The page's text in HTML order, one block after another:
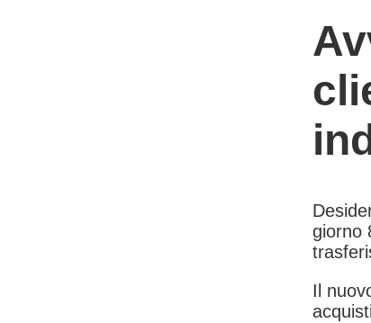
giorno
Il